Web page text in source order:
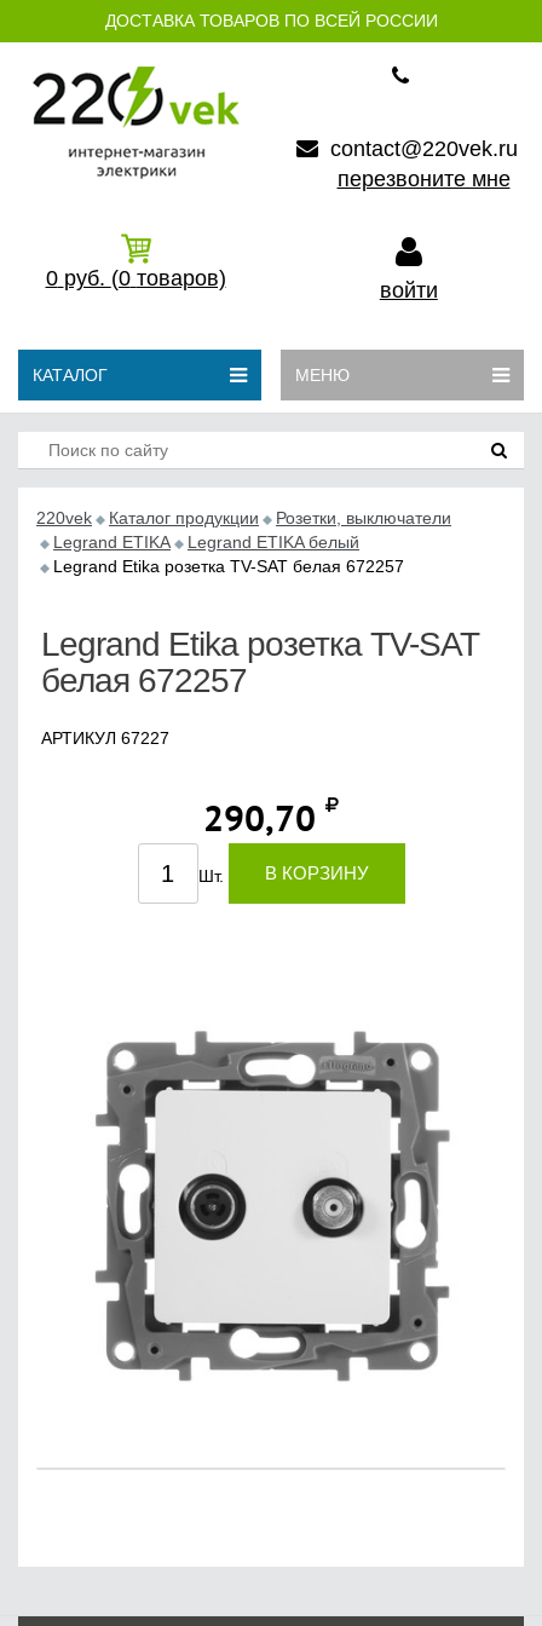
ДОСТАВКА ТОВАРОВ ПО ВСЕЙ РОССИИ
contact@220vek.ru
перезвоните мне
0 руб. (0 товаров) войти
КАТАЛОГ МЕНЮ
220vek Каталог продукции
Розетки, выключатели
Legrand ETIKA
Legrand ETIKA белый
Legrand Etika розетка TV-SAT белая 672257
Legrand Etika розетка TV-SAT
белая 672257
АРТИКУЛ 67227
290,70
Шт. В КОРЗИНУ